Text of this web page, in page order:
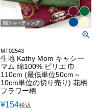
MT02543
生地 Kathy Mom キャシー
マム 綿100% ピリエ 巾
110cm (最低単位50cm～
10cm単位の切り売り) 花柄
フラワー柄
¥154税込